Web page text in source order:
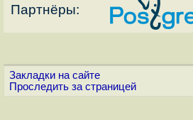
Партнёры:
Закладки на сайте
Проследить за страницей